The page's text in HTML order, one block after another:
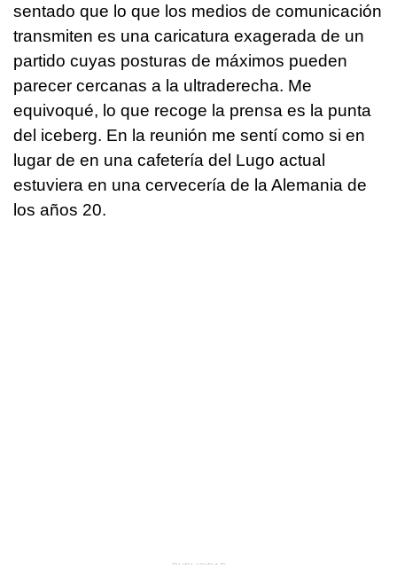
sentado que lo que los medios de comunicación
transmiten es una caricatura exagerada de un
partido cuyas posturas de máximos pueden
parecer cercanas a la ultraderecha. Me
equivoqué, lo que recoge la prensa es la punta
del iceberg. En la reunión me sentí como si en
lugar de en una cafetería del Lugo actual
estuviera en una cervecería de la Alemania de
los años 20.